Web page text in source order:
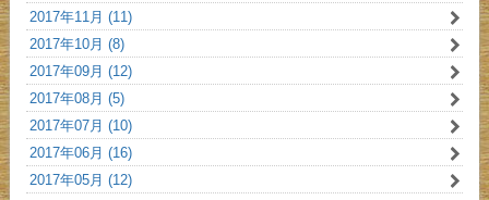
2017年11月 (11)
2017年10月 (8)
2017年09月 (12)
2017年08月 (5)
2017年07月 (10)
2017年06月 (16)
2017年05月 (12)